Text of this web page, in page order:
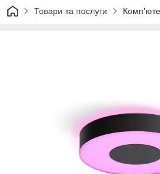
Товари та послуги